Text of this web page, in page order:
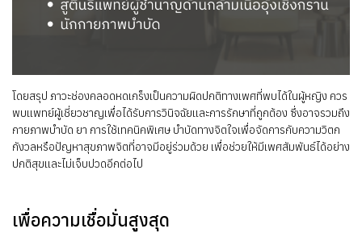
โดยสรุป ภาวะช่องคลอดหดเกร็งเป็นความผิดปกติทางเพศที่พบได้ในผู้หญิง ควร
พบแพทย์ผู้เชี่ยวชาญเพื่อได้รับการวินิจฉัยและการรักษาที่ถูกต้อง ซึ่งอาจรวมถึง
กายภาพบำบัด ยา การใช้เทคนิคพิเศษ บำบัดทางจิตใจเพื่อจัดการกับความวิตก
กังวลหรือปัญหาสุขภาพจิตที่อาจมีอยู่ร่วมด้วย เพื่อช่วยให้มีเพศสัมพันธ์ได้อย่าง
ปกติสุขและไม่เจ็บปวดอีกต่อไป
เพื่อความเชื่อมั่นสูงสุด